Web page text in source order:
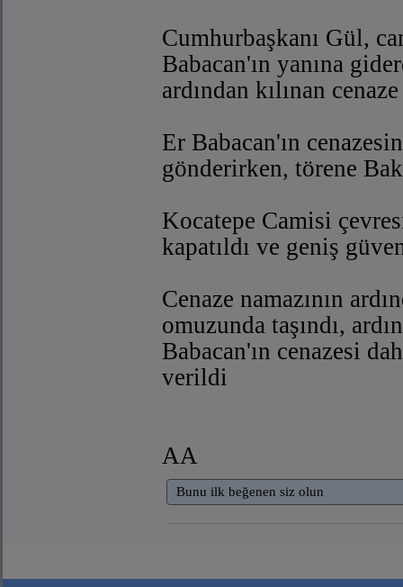
Cumhurbaşkanı Gül,
Babacan'ın yanına
ardından kılınan
Er Babacan'ın
gönderirken, törene
Kocatepe Camisi
kapatıldı ve geniş
Cenaze namazının
omuzunda taşındı,
Babacan'ın cenazesi
verildi
AA
Bunu ilk beğenen siz olun